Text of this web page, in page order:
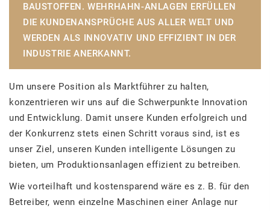
BAUSTOFFEN. WEHRHAHN-ANLAGEN ERFÜLLEN
DIE KUNDENANSPRÜCHE AUS ALLER WELT UND
WERDEN ALS INNOVATIV UND EFFIZIENT IN DER
INDUSTRIE ANERKANNT.
Um unsere Position als Marktführer zu halten,
konzentrieren wir uns auf die Schwerpunkte Innovation
und Entwicklung. Damit unsere Kunden erfolgreich und
der Konkurrenz stets einen Schritt voraus sind, ist es
unser Ziel, unseren Kunden intelligente Lösungen zu
bieten, um Produktionsanlagen effizient zu betreiben.
Wie vorteilhaft und kostensparend wäre es z. B. für den
Betreiber, wenn einzelne Maschinen einer Anlage nur